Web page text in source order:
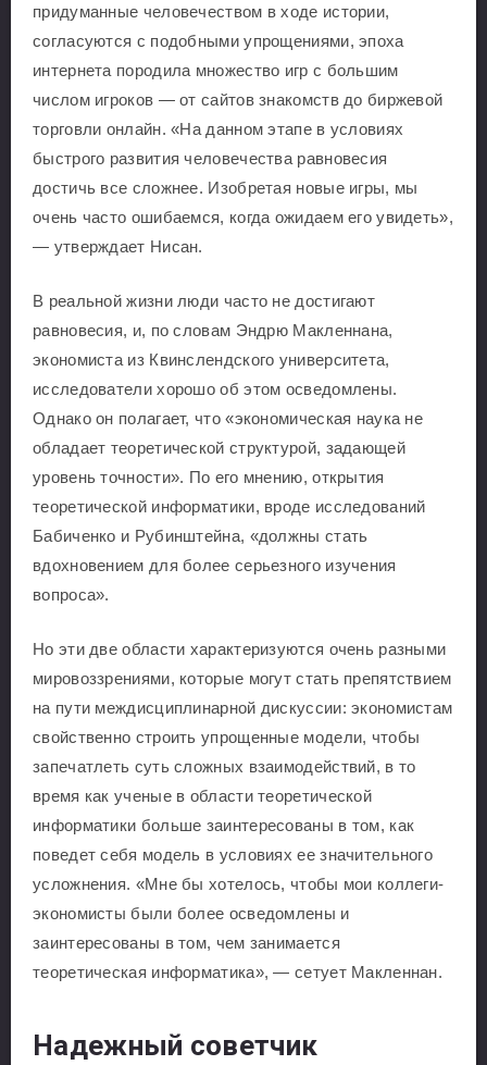
придуманные человечеством в ходе истории,
согласуются с подобными упрощениями, эпоха
интернета породила множество игр с большим
числом игроков — от сайтов знакомств до биржевой
торговли онлайн. «На данном этапе в условиях
быстрого развития человечества равновесия
достичь все сложнее. Изобретая новые игры, мы
очень часто ошибаемся, когда ожидаем его увидеть»,
— утверждает Нисан.
В реальной жизни люди часто не достигают
равновесия, и, по словам Эндрю Макленнана,
экономиста из Квинслендского университета,
исследователи хорошо об этом осведомлены.
Однако он полагает, что «экономическая наука не
обладает теоретической структурой, задающей
уровень точности». По его мнению, открытия
теоретической информатики, вроде исследований
Бабиченко и Рубинштейна, «должны стать
вдохновением для более серьезного изучения
вопроса».
Но эти две области характеризуются очень разными
мировоззрениями, которые могут стать препятствием
на пути междисциплинарной дискуссии: экономистам
свойственно строить упрощенные модели, чтобы
запечатлеть суть сложных взаимодействий, в то
время как ученые в области теоретической
информатики больше заинтересованы в том, как
поведет себя модель в условиях ее значительного
усложнения. «Мне бы хотелось, чтобы мои коллеги-
экономисты были более осведомлены и
заинтересованы в том, чем занимается
теоретическая информатика», — сетует Макленнан.
Надежный советчик